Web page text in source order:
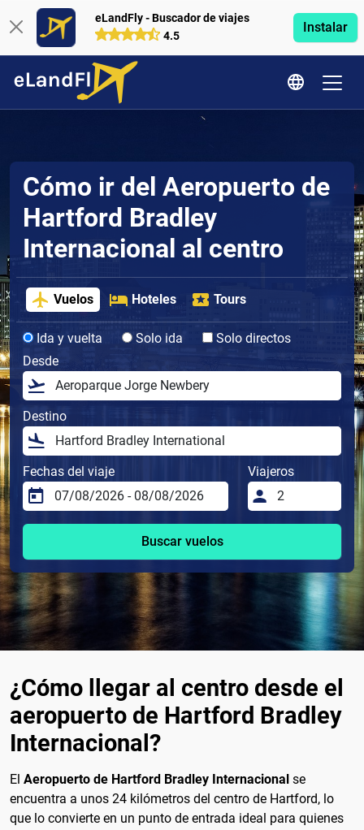
eLandFly - Buscador de viajes
4.5
Instalar
Cómo ir del Aeropuerto de
Hartford Bradley
Internacional al centro
Vuelos Hoteles Tours
Ida y vuelta Solo ida
Solo directos
Desde
Destino
Fechas del viaje Viajeros
Buscar vuelos
¿Cómo llegar al centro desde el
aeropuerto de Hartford Bradley
Internacional?
El Aeropuerto de Hartford Bradley Internacional se
encuentra a unos 24 kilómetros del centro de Hartford, lo
que lo convierte en un punto de entrada ideal para quienes